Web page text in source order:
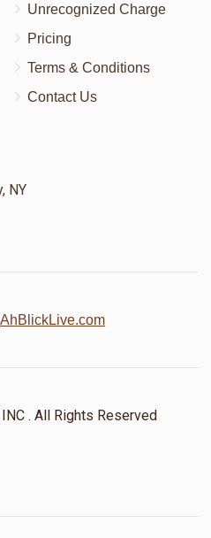
Unrecognized Charge
Pricing
Terms & Conditions
Contact Us
NY
AhBlickLive.com
. All Rights Reserved